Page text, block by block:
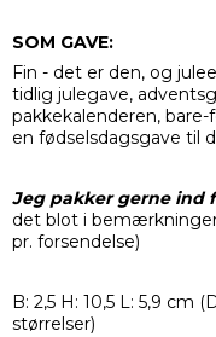
SOM GAVE:
Fin - det er den, og
tidlig julegave,
pakkekalenderen,
en fødselsdagsgave til
Jeg pakker gerne ind
det blot i
pr. forsendelse)
B: 2,5 H: 10,5 L: 5,9 cm
størrelser)